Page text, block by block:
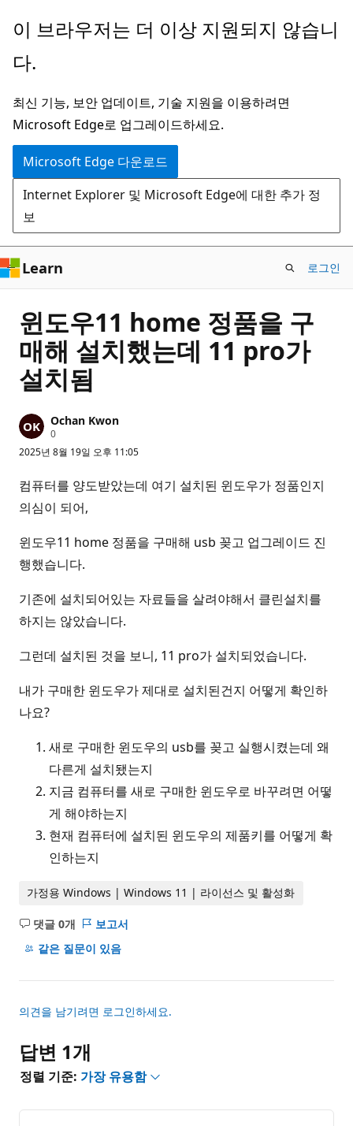
주
콘
츠
로
건
너
뛰
기
이 브라우저는 더 이상 지원되지 않습니
다.
최신 기능, 보안 업데이트, 기술 지원을 이용하려면
Microsoft Edge로 업그레이드하세요.
Microsoft Edge 다운로드
Internet Explorer 및 Microsoft Edge에 대한 추가 정
보
Learn 로그인
윈도우11 home 정품을 구
매해 설치했는데 11 pro가
설치됨
Ochan Kwon
0평
포
트
2025년 8월 19일 오후 11:05
컴퓨터를 양도받았는데 여기 설치된 윈도우가 정품인지
의심이 되어,
윈도우11 home 정품을 구매해 usb 꽂고 업그레이드 진
행했습니다.
기존에 설치되어있는 자료들을 살려야해서 클린설치를
하지는 않았습니다.
그런데 설치된 것을 보니, 11 pro가 설치되었습니다.
내가 구매한 윈도우가 제대로 설치된건지 어떻게 확인하
나요?
새로 구매한 윈도우의 usb를 꽂고 실행시켰는데 왜
다른게 설치됐는지
지금 컴퓨터를 새로 구매한 윈도우로 바꾸려면 어떻
게 해야하는지
현재 컴퓨터에 설치된 윈도우의 제품키를 어떻게 확
인하는지
가정용 Windows | Windows 11 | 라이선스 및 활성화
댓글 0개
설
명
음
보고서
같은 질문이 있음
의견을 남기려면 로그인하세요.
답변 1개
정렬 기준: 가장 유용함